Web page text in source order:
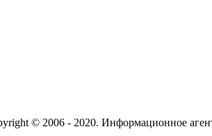
© 2006 - 2020. Информационное